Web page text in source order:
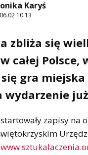
Karyś
10:13
zbliża się
całej
gra
wydarzenie
zapisy na